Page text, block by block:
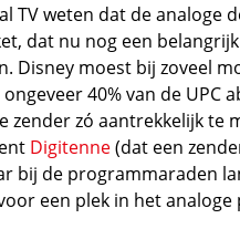
TV weten dat de analoge
dat nu nog een
Disney moest bij zoveel
40% van de UPC
zender zó aantrekkelijk te
Digitenne(dat een
bij de programmaraden
een plek in het analoge